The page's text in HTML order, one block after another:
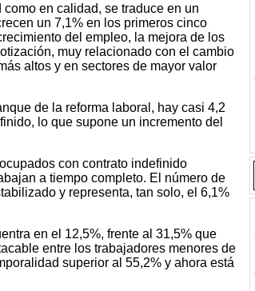
en calidad, se traduce en un
un 7,1% en los primeros cinco
del empleo, la mejora de los
muy relacionado con el cambio
altos y en sectores de mayor valor
de la reforma laboral, hay casi 4,2
lo que supone un incremento del
con contrato indefinido
a tiempo completo. El número de
y representa, tan solo, el 6,1%
en el 12,5%, frente al 31,5% que
entre los trabajadores menores de
superior al 55,2% y ahora está